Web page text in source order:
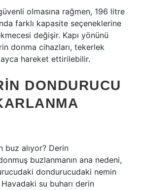
olmasına rağmen, 196 litre
farklı kapasite seçeneklerine
değişir. Kapı yönünü
donma cihazları, tekerlek
hareket ettirilebilir.
DONDURUCU
buz alıyor? Derin
buzlanmanın ana nedeni,
dondurucudaki nemin
Havadaki su buharı derin